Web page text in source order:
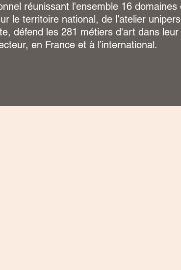
réunissant l'ensemble 16
le territoire national, de l’atelier
défend les 281 métiers d'art dans
en France et à l’international.